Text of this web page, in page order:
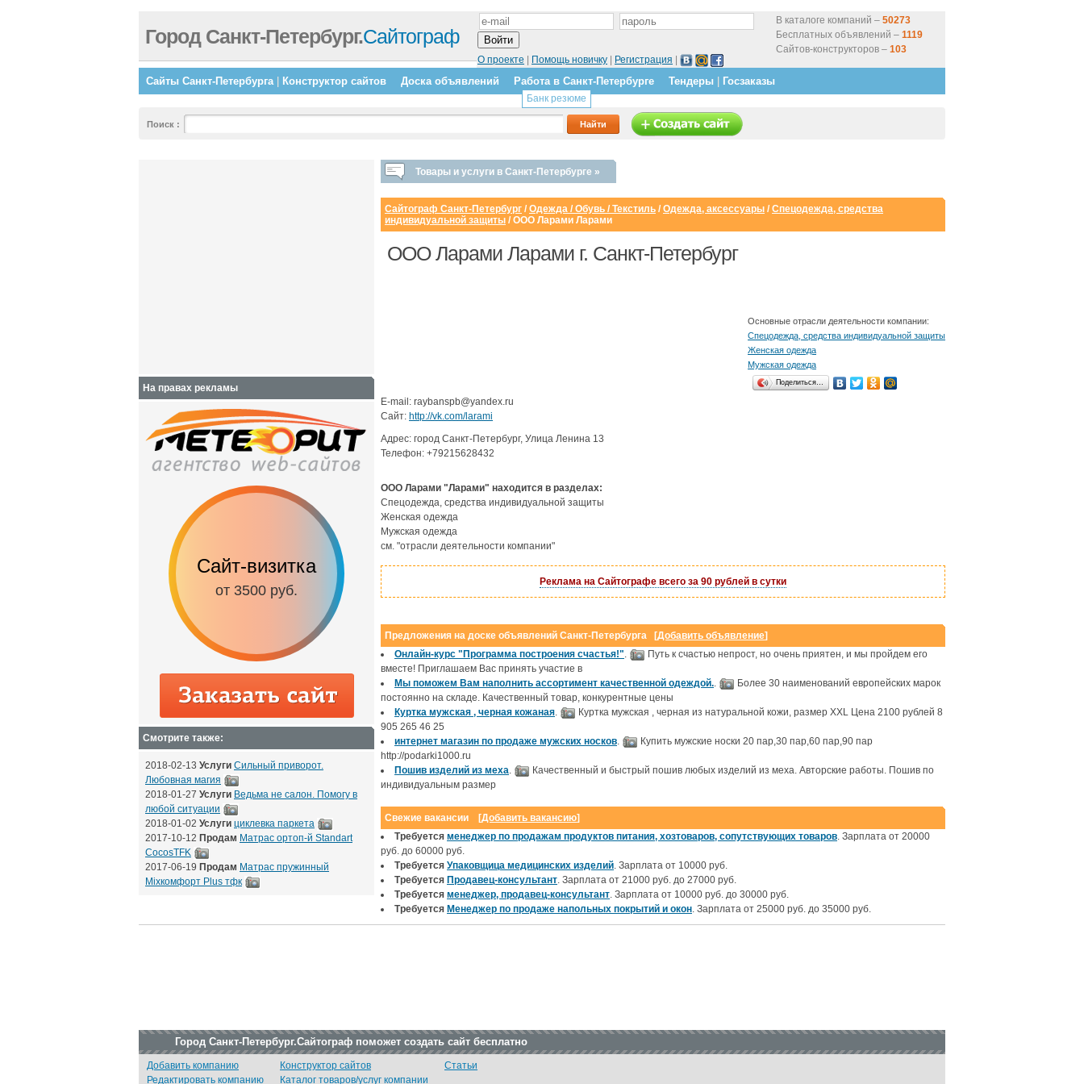
В каталоге компаний – 50273
Бесплатных объявлений – 1119
Сайтов-конструкторов – 103
О проекте
Помощь новичку Регистрация
Город Санкт-Петербург.Сайтограф
Сайты Санкт-Петербурга| Конструктор сайтов Доска объявлений Работа в Санкт-Петербурге
Банк резюме
Тендеры Госзаказы
Поиск :
Товары и услуги в Санкт-Петербурге »
Сайтограф Санкт-Петербург / Одежда / Обувь / Текстиль / Одежда, аксессуары / Спецодежда, средства
индивидуальной защиты / OOO Ларами Ларами
OOO Ларами Ларами г. Санкт-Петербург
Основные отрасли деятельности компании:
Спецодежда, средства индивидуальной защиты
Женская одежда
Мужская одежда
Поделиться…
E-mail: raybanspb@yandex.ru
Сайт: http://vk.com/larami
Адрес: город Санкт-Петербург, Улица Ленина 13
Телефон: +79215628432
OOO Ларами "Ларами" находится в разделах:
Спецодежда, средства индивидуальной защиты
Женская одежда
Мужская одежда
см. "отрасли деятельности компании"
Реклама на Сайтографе всего за 90 рублей в сутки
Предложения на доске объявлений Санкт-Петербурга [Добавить объявление]
Онлайн-курс "Программа построения счастья!".
Путь к счастью непрост, но очень приятен, и мы пройдем его
вместе! Приглашаем Вас принять участие в
Мы поможем Вам наполнить ассортимент качественной одеждой..
Более 30 наименований европейских марок
постоянно на складе. Качественный товар, конкурентные цены
Куртка мужская , черная кожаная.
Куртка мужская , черная из натуральной кожи, размер XXL Цена 2100 рублей 8
905 265 46 25
интернет магазин по продаже мужских носков.
Купить мужские носки 20 пар,30 пар,60 пар,90 пар
http://podarki1000.ru
Пошив изделий из меха.
Качественный и быстрый пошив любых изделий из меха. Авторские работы. Пошив по
индивидуальным размер
Свежие вакансии [Добавить вакансию]
Требуется менеджер по продажам продуктов питания, хозтоваров, сопутствующих товаров. Зарплата от 20000
руб. до 60000 руб.
Требуется Упаковщица медицинских изделий. Зарплата от 10000 руб.
Требуется Продавец-консультант. Зарплата от 21000 руб. до 27000 руб.
Требуется менеджер, продавец-консультант. Зарплата от 10000 руб. до 30000 руб.
Требуется Менеджер по продаже напольных покрытий и окон. Зарплата от 25000 руб. до 35000 руб.
На правах рекламы
Сайт-визитка
от 3500 руб.
Сайт с каталогом
Корпоративный
сайт
Интернет-магазин
от 9000 руб.
Смотрите также:
2018-02-13 Услуги Сильный приворот.
Любовная магия
2018-01-27 Услуги Ведьма не салон. Помогу в
любой ситуации
2018-01-02 Услуги циклевка паркета
2017-10-12 Продам Матрас ортоп-й Standart
CocosTFK
2017-06-19 Продам Матрас пружинный
Mixкомфорт Plus тфк
Город Санкт-Петербург.Сайтограф поможет создать сайт бесплатно
Добавить компанию
Редактировать компанию
Конструктор сайтов
Каталог товаров/услуг компании
Статьи